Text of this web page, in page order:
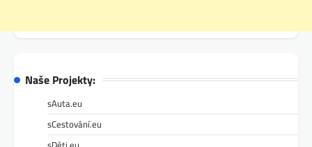
Naše Projekty:
sAuta.eu
sCestování.eu